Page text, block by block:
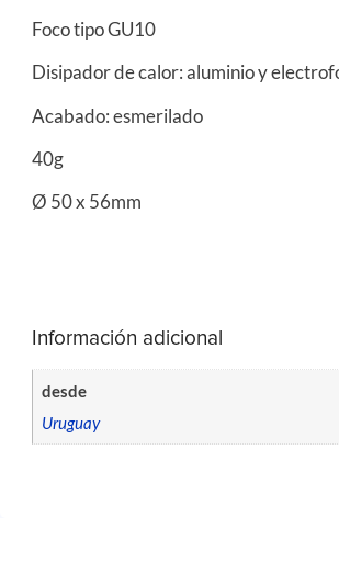
Foco tipo GU10
Disipador de calor: aluminio y
Acabado: esmerilado
40g
Ø 50 x 56mm
Información adicional
desde
Uruguay